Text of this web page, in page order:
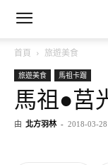
首頁 旅遊美食
旅遊美食 馬祖卡蹓
馬祖●莒
由 北方羽林 - 2018-03-28